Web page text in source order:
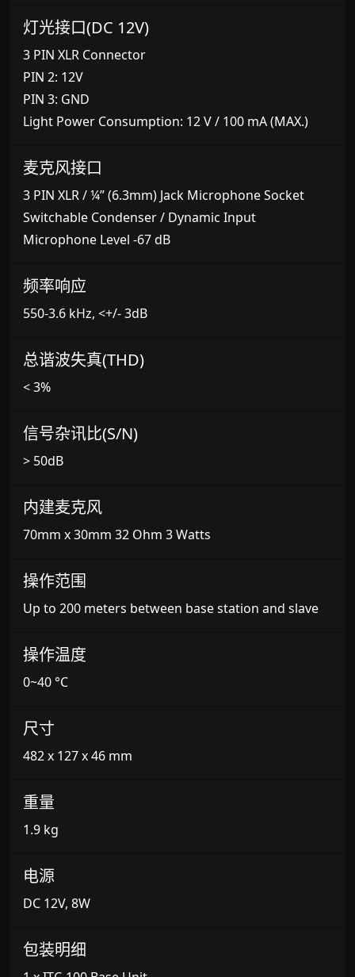
灯光接口(DC 12V)
3 PIN XLR Connector
PIN 2: 12V
PIN 3: GND
Light Power Consumption: 12 V / 100 mA (MAX.)
麦克风接口
3 PIN XLR / ¼” (6.3mm) Jack Microphone Socket
Switchable Condenser / Dynamic Input
Microphone Level -67 dB
频率响应
550-3.6 kHz, <+/- 3dB
总谐波失真(THD)
< 3%
信号杂讯比(S/N)
> 50dB
内建麦克风
70mm x 30mm 32 Ohm 3 Watts
操作范围
Up to 200 meters between base station and slave
操作温度
0~40 °C
尺寸
482 x 127 x 46 mm
重量
1.9 kg
电源
DC 12V, 8W
包装明细